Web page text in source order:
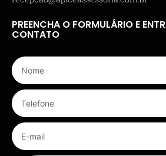
PREENCHA O FORMULÁRIO E
CONTATO